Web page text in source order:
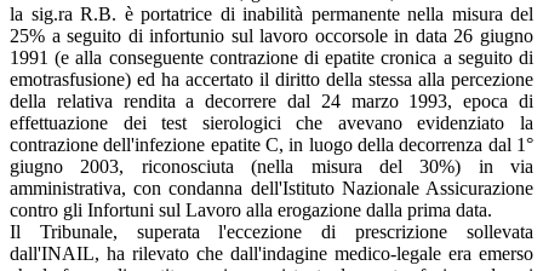
la sig.ra R.B. è portatrice di inabilità permanente nella misura del
25% a seguito di infortunio sul lavoro occorsole in data 26 giugno
1991 (e alla conseguente contrazione di epatite cronica a seguito di
emotrasfusione) ed ha accertato il diritto della stessa alla percezione
della relativa rendita a decorrere dal 24 marzo 1993, epoca di
effettuazione dei test sierologici che avevano evidenziato la
contrazione dell'infezione epatite C, in luogo della decorrenza dal 1°
giugno 2003, riconosciuta (nella misura del 30%) in via
amministrativa, con condanna dell'Istituto Nazionale Assicurazione
contro gli Infortuni sul Lavoro alla erogazione dalla prima data.
Il Tribunale, superata l'eccezione di prescrizione sollevata
dall'INAIL, ha rilevato che dall'indagine medico-legale era emerso